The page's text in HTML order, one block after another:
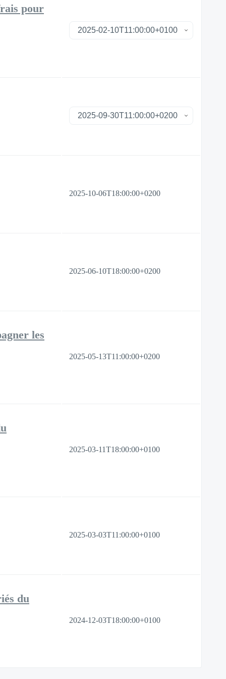
pour
2025-10-06T18:00:00+0200
2025-06-10T18:00:00+0200
les
2025-05-13T11:00:00+0200
2025-03-11T18:00:00+0100
2025-03-03T11:00:00+0100
du
2024-12-03T18:00:00+0100